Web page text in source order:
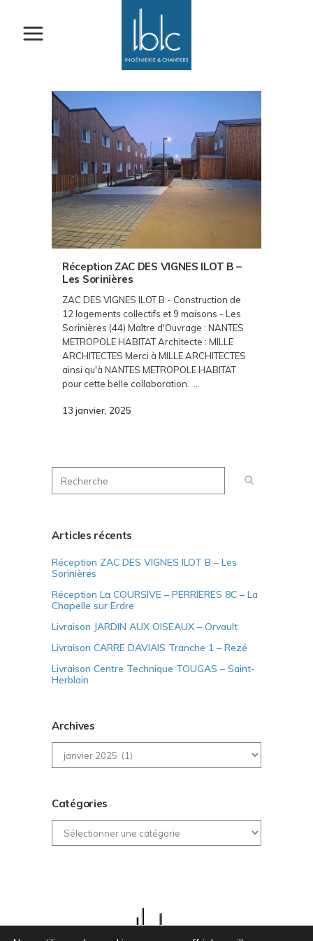
Réception ZAC DES VIGNES ILOT B –
Les Sorinières
ZAC DES VIGNES ILOT B - Construction de
12 logements collectifs et 9 maisons - Les
Sorinières (44) Maître d'Ouvrage : NANTES
METROPOLE HABITAT Architecte : MILLE
ARCHITECTES Merci à MILLE ARCHITECTES
ainsi qu'à NANTES METROPOLE HABITAT
pour cette belle collaboration. ...
13 janvier, 2025
Articles récents
Réception ZAC DES VIGNES ILOT B – Les
Sorinières
Réception La COURSIVE – PERRIERES 8C – La
Chapelle sur Erdre
Livraison JARDIN AUX OISEAUX – Orvault
Livraison CARRE DAVIAIS Tranche 1 – Rezé
Livraison Centre Technique TOUGAS – Saint-
Herblain
Archives
Archives
Catégories
Catégories